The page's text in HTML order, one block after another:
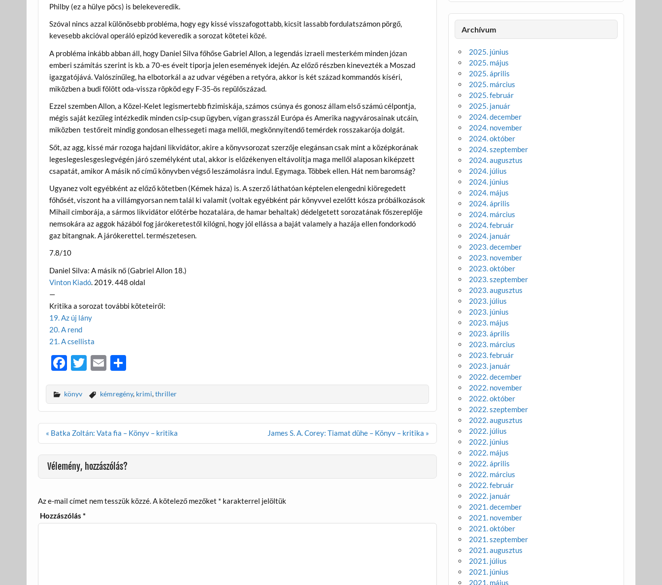
Philby (ez a hülye pöcs) is belekeveredik.
Szóval nincs azzal különösebb probléma, hogy egy kissé visszafogottabb, kicsit lassabb fordulatszámon pörgő,
kevesebb akcióval operáló epizód keveredik a sorozat kötetei közé.
A probléma inkább abban áll, hogy Daniel Silva főhőse Gabriel Allon, a legendás izraeli mesterkém minden józan
emberi számítás szerint is kb. a 70-es éveit tiporja jelen események idején. Az előző részben kinevezték a Moszad
igazgatójává. Valószínűleg, ha elbotorkál a az udvar végében a retyóra, akkor is két század kommandós kíséri,
miközben a budi fölött oda-vissza röpköd egy F-35-ös repülőszázad.
Ezzel szemben Allon, a Közel-Kelet legismertebb fizimiskája, számos csúnya és gonosz állam első számú célpontja,
mégis saját kezűleg intézkedik minden csip-csup ügyben, vígan grasszál Európa és Amerika nagyvárosainak utcáin,
miközben testőreit mindig gondosan elhessegeti maga mellől, megkönnyítendő temérdek rosszakarója dolgát.
Sőt, az agg, kissé már rozoga hajdani likvidátor, akire a könyvsorozat szerzője elegánsan csak mint a középkorának
legeslegeslesgeslegvégén járó személyként utal, akkor is előzékenyen eltávolítja maga mellől alaposan kiképzett
csapatát, amikor A másik nő című könyvben végső leszámolásra indul. Egymaga. Többek ellen. Hát nem baromság?
Ugyanez volt egyébként az előző kötetben (Kémek háza) is. A szerző láthatóan képtelen elengedni kiöregedett
főhősét, viszont ha a villámgyorsan nem talál ki valamit (voltak egyébként pár könyvvel ezelőtt kósza próbálkozások
Mihail cimborája, a sármos likvidátor előtérbe hozatalára, de hamar behaltak) dédelgetett sorozatának főszereplője
nemsokára az aggok házából fog járókeretestől kilógni, hogy jól ellássa a baját valamely a hazája ellen fondorkodó
gaz bitangnak. A járókerettel. természetesen.
7.8/10
Daniel Silva: A másik nő (Gabriel Allon 18.)
Vinton Kiadó. 2019. 448 oldal
—
Kritika a sorozat további köteteiről:
19. Az új lány
20. A rend
21. A csellista
F
e
b
o
o
k
T
itt
er
E
ail za
m
e
g
könyv kémregény, krimi,thriller
Bejegyzés
« Batka Zoltán: Vata fia – Könyv – kritika James S. A. Corey: Tiamat dühe – Könyv – kritika »
Vélemény, hozzászólás?
Az e-mail címet nem tesszük közzé.A kötelező mezőket * karakterrel jelöltük
Hozzászólás*
Archívum
2025. június
2025. május
2025. április
2025. március
2025. február
2025. január
2024. december
2024. november
2024. október
2024. szeptember
2024. augusztus
2024. július
2024. június
2024. május
2024. április
2024. március
2024. február
2024. január
2023. december
2023. november
2023. október
2023. szeptember
2023. augusztus
2023. július
2023. június
2023. május
2023. április
2023. március
2023. február
2023. január
2022. december
2022. november
2022. október
2022. szeptember
2022. augusztus
2022. július
2022. június
2022. május
2022. április
2022. március
2022. február
2022. január
2021. december
2021. november
2021. október
2021. szeptember
2021. augusztus
2021. július
2021. június
2021. május